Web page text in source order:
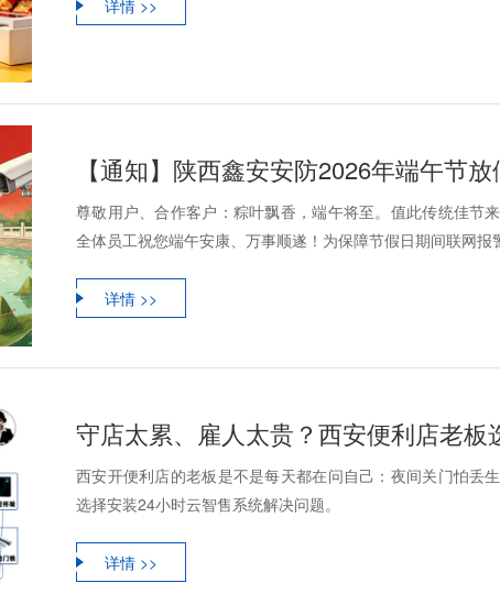
详情 >>
【通知】陕西鑫安安防2026年端午节
尊敬用户、合作客户：粽叶飘香，端午将至。值此传统佳节
全体员工祝您端午安康、万事顺遂！为保障节假日期间联网报
详情 >>
西安开便利店的老板是不是每天都在问自己：夜间关门怕丢
选择安装24小时云智售系统解决问题。
详情 >>